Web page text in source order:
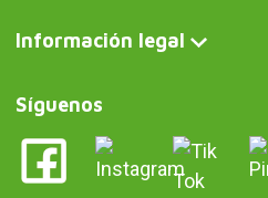
Información legal
Síguenos